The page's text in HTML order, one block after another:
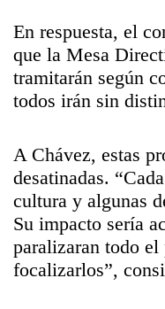
En respuesta, el
que la Mesa
tramitarán según
todos irán sin
A Chávez, estas
desatinadas.
cultura y algunas
Su impacto sería
paralizaran todo
focalizarlos”,